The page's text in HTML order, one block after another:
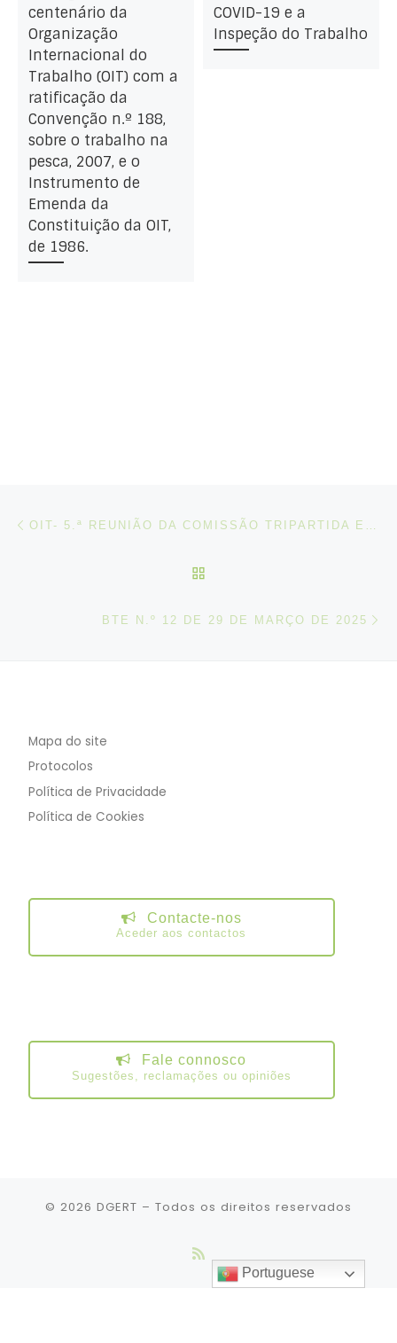
centenário da
Organização
Internacional do
Trabalho (OIT) com a
ratificação da
Convenção n.º 188,
sobre o trabalho na
pesca, 2007, e o
Instrumento de
Emenda da
Constituição da OIT,
de 1986.
COVID-19 e a
Inspeção do Trabalho
Post navigation
BTE N.º 12 DE 29 DE MARÇO DE 2025
Mapa do site
Protocolos
Política de Privacidade
Política de Cookies
Contacte-nos
Aceder aos contactos
Fale connosco
Sugestões, reclamações ou opiniões
© 2026 DGERT – Todos os direitos reservados
Portuguese